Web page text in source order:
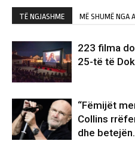
TË NGJASHME MË SHUMË NGA
223 filma
25-të të
“Fëmijët
Collins
dhe